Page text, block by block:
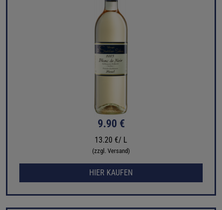
9.90 €
13.20 €/ L
(zzgl. Versand)
HIER KAUFEN